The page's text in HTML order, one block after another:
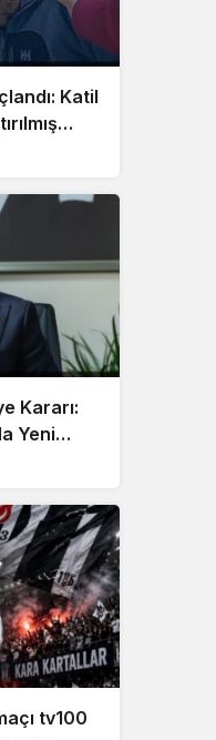
Katil
Kararı:
Yeni
tv100